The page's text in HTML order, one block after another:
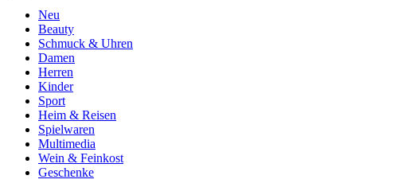
Neu
Beauty
Schmuck & Uhren
Damen
Herren
Kinder
Sport
Heim & Reisen
Spielwaren
Multimedia
Wein & Feinkost
Geschenke